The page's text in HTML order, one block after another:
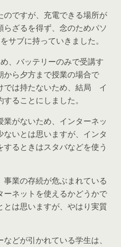
のですが、充電できる場所が
ざるを得ず、念のためパソ
サブに持っていきました。
、バッテリーのみで受講す
から夕方まで授業の場合で
では持たないため、結局 イ
ることにしました。
がないため、インターネッ
ないとは思いますが、インタ
るときはスタバなどを使う
業の存続が危ぶまれている
ネットを使えるかどうかで
は思いますが、やはり実質
どが引かれている学生は、